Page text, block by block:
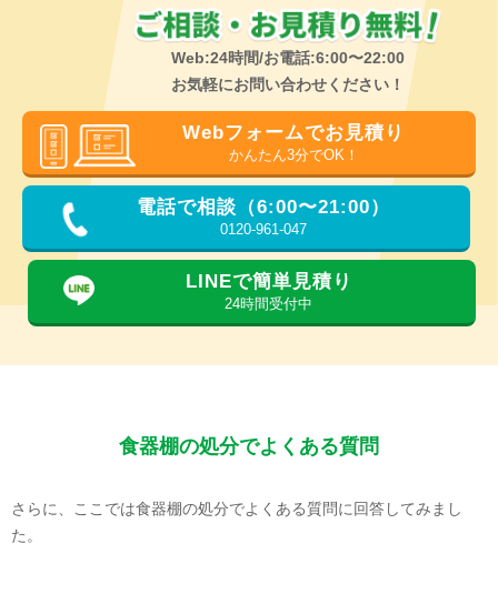
Web:24時間/お電話:6:00〜22:00
お気軽にお問い合わせください！
Webフォームでお見積り
かんたん3分でOK！
電話で相談（6:00〜21:00）
0120-961-047
LINEで簡単見積り
24時間受付中
食器棚の処分でよくある質問
さらに、ここでは食器棚の処分でよくある質問に回答してみまし
た。